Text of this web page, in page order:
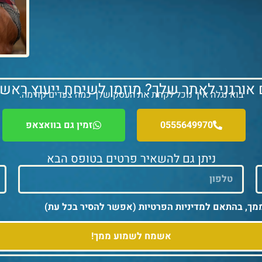
אורגני לאתר שלך? מוזמן לשיחת ייעוץ
בוא נגלה איך נוכל לקחת את העסק שלך כמה צעדים קדימה.
0555649970 זמין גם בוואצאפ
ניתן גם להשאיר פרטים בטופס הבא
בהתאם למדיניות הפרטיות (אפשר להסיר בכל עת)
אשמח לשמוע ממך!